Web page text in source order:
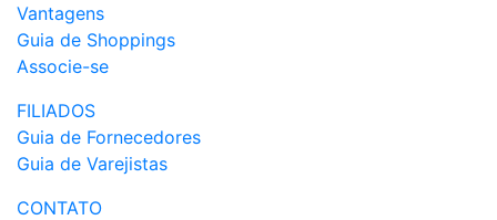
Vantagens
Guia de Shoppings
Associe-se
FILIADOS
Guia de Fornecedores
Guia de Varejistas
CONTATO